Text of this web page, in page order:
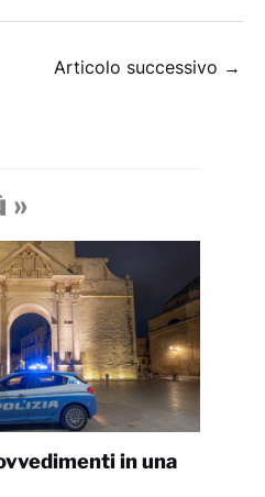
Articolo successivo →
»
in una